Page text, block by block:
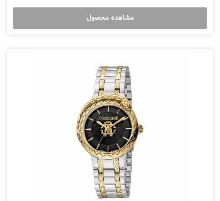
مشاهده محصول